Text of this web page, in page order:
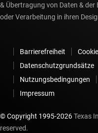
& Übertragung von Daten &
oder Verarbeitung in ihren
Barrierefreiheit
Datenschutzgrundsätze
Nutzungsbedingungen
Impressum
© Copyright 1995-2026Texas
reserved.